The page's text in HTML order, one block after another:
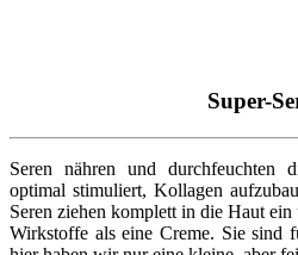
Super-
Seren nähren und durchfeuchten
optimal stimuliert, Kollagen
Seren ziehen komplett in die Haut
Wirkstoffe als eine Creme. Sie sind